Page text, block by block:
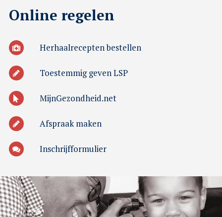
Online regelen
Herhaalrecepten bestellen
Toestemmig geven LSP
MijnGezondheid.net
Afspraak maken
Inschrijfformulier